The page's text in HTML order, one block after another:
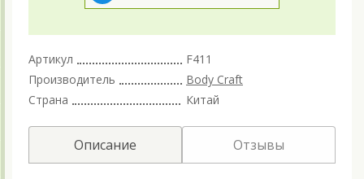
Артикул
F411
Производитель
Body Craft
Страна
Китай
Описание Отзывы